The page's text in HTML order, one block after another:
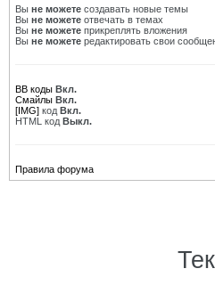
Вы не можете создавать новые темы
Вы не можете отвечать в темах
Вы не можете прикреплять вложения
Вы не можете редактировать свои
BB коды Вкл.
Смайлы Вкл.
[IMG] код Вкл.
HTML код Выкл.
Правила форума